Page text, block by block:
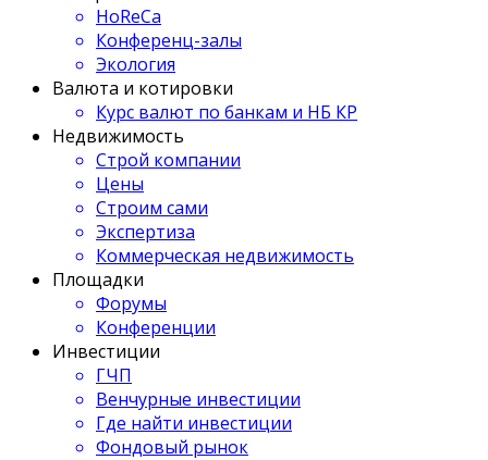
HoReCa
Конференц-залы
Экология
Валюта и котировки
Курс валют по банкам и НБ КР
Недвижимость
Строй компании
Цены
Строим сами
Экспертиза
Коммерческая недвижимость
Площадки
Форумы
Конференции
Инвестиции
ГЧП
Венчурные инвестиции
Где найти инвестиции
Фондовый рынок